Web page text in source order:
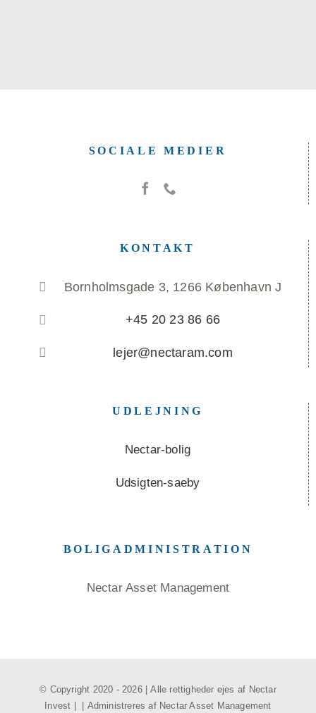
SOCIALE MEDIER
KONTAKT
Bornholmsgade 3, 1266 København J
+45 20 23 86 66
lejer@nectaram.com
UDLEJNING
Nectar-bolig
Udsigten-saeby
BOLIGADMINISTRATION
Nectar Asset Management
© Copyright 2020 - 2026 | Alle rettigheder ejes af Nectar
Invest | | Administreres af Nectar Asset Management